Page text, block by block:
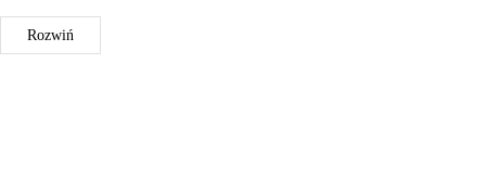
Taka koszulka to idealny produkt dla zagorzałego kibica,
można ją zabrać ze sobą na strefę kibica i zbierać podpisy pod
Rozwiń